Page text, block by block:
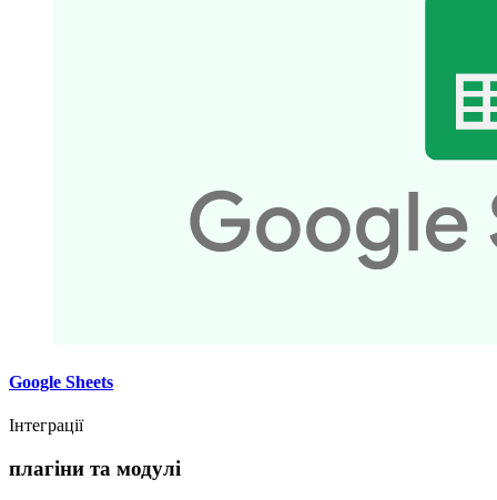
Google Sheets
Інтеграції
плагіни та модулі